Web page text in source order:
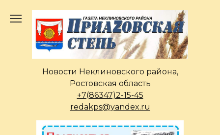
содержанию
Новости Неклиновского района,
Ростовская область
+7(86347)2-15-45
redakps@yandex.ru